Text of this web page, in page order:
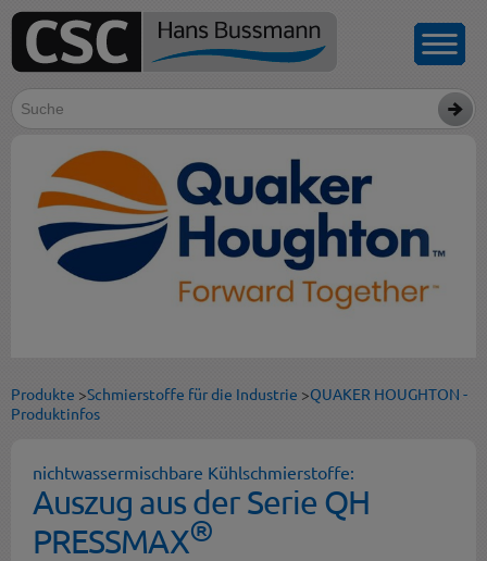
Produkte >Schmierstoffe für die Industrie >QUAKER HOUGHTON -
Produktinfos
nichtwassermischbare Kühlschmierstoffe:
Auszug aus der Serie QH
PRESSMAX®